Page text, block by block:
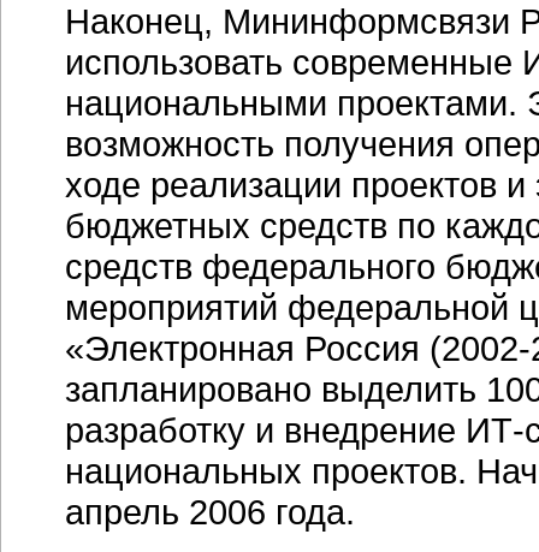
Наконец, Мининформсвязи
использовать современные
национальными
возможность получения
ходе реализации проектов
бюджетных средств по
средств федерального
мероприятий федеральной
«Электронная Россия (
запланировано выделить
разработку и внедрение ИТ-
национальных проектов.
апрель 2006 года.